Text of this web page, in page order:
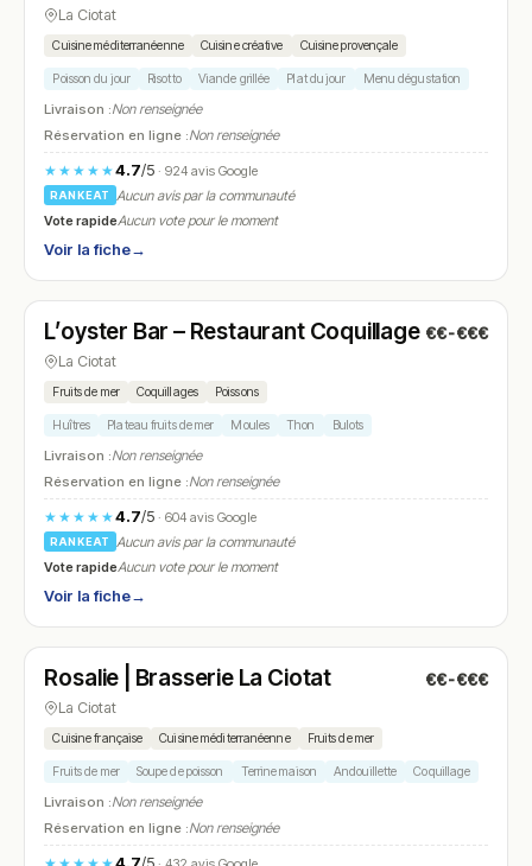
La Ciotat
Cuisine méditerranéenne Cuisine créative Cuisine provençale
Poisson du jour Risotto Viande grillée Plat du jour Menu dégustation
Livraison :Non renseignée
Réservation en ligne :Non renseignée
★★★★★4.7/5· 924 avis Google
RANKEAT
Aucun avis par la communauté
Vote rapideAucun vote pour le moment
Voir la fiche→
N° 20
L’oyster Bar – Restaurant Coquillage €€-€€€
La Ciotat
Fruits de mer Coquillages Poissons
Huîtres Plateau fruits de mer Moules Thon Bulots
Livraison :Non renseignée
Réservation en ligne :Non renseignée
★★★★★4.7/5· 604 avis Google
RANKEAT
Aucun avis par la communauté
Vote rapideAucun vote pour le moment
Voir la fiche→
N° 21
Rosalie | Brasserie La Ciotat €€-€€€
La Ciotat
Cuisine française Cuisine méditerranéenne Fruits de mer
Fruits de mer Soupe de poisson Terrine maison Andouillette Coquillage
Livraison :Non renseignée
Réservation en ligne :Non renseignée
★★★★★